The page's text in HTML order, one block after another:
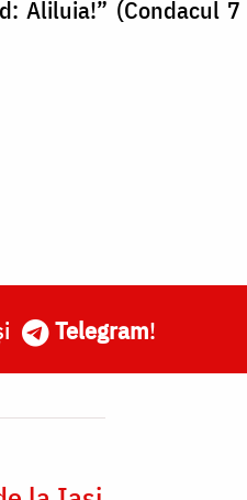
Aliluia!” (Condacul
Telegram!